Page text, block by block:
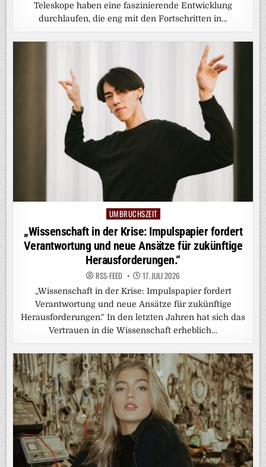
Teleskope haben eine faszinierende Entwicklung
durchlaufen, die eng mit den Fortschritten in…
Posted
in
UMBRUCHSZEIT
„Wissenschaft in der Krise: Impulspapier fordert
Verantwortung und neue Ansätze für zukünftige
Herausforderungen.“
RSS-FEED 17. JULI 2026
„Wissenschaft in der Krise: Impulspapier fordert
Verantwortung und neue Ansätze für zukünftige
Herausforderungen.“ In den letzten Jahren hat sich das
Vertrauen in die Wissenschaft erheblich…